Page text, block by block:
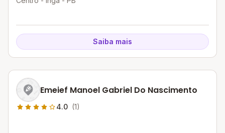
Saiba mais
Emeief Manoel Gabriel Do Nascimento
4.0 (1)